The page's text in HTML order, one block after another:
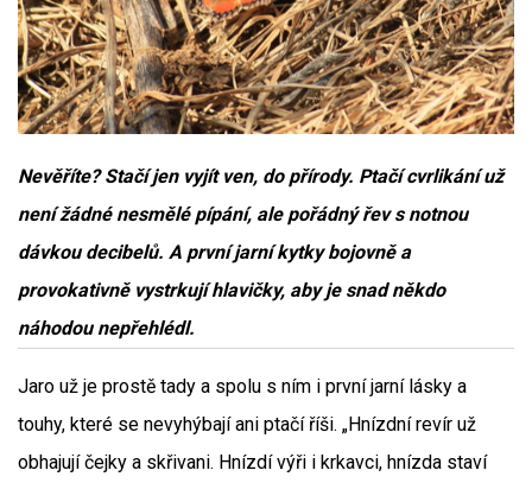
Nevěříte? Stačí jen vyjít ven, do přírody. Ptačí cvrlikání už
není žádné nesmělé pípání, ale pořádný řev s notnou
dávkou decibelů. A první jarní kytky bojovně a
provokativně vystrkují hlavičky, aby je snad někdo
náhodou nepřehlédl.
Jaro už je prostě tady a spolu s ním i první jarní lásky a
touhy, které se nevyhýbají ani ptačí říši. „Hnízdní revír už
obhajují čejky a skřivani. Hnízdí výři i krkavci, hnízda staví